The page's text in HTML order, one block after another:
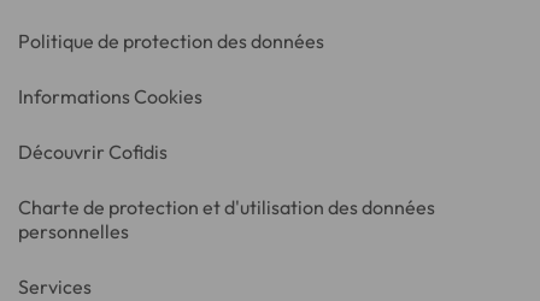
Politique de protection des données
Informations Cookies
Découvrir Cofidis
Charte de protection et d'utilisation des données
personnelles
Services